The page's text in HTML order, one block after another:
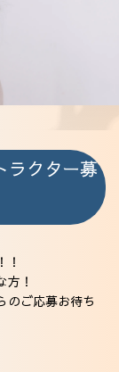
ラクター募
！
のご応募お待ち